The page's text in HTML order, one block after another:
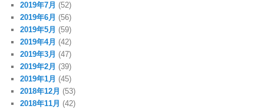
2019年7月 (52)
2019年6月 (56)
2019年5月 (59)
2019年4月 (42)
2019年3月 (47)
2019年2月 (39)
2019年1月 (45)
2018年12月 (53)
2018年11月 (42)